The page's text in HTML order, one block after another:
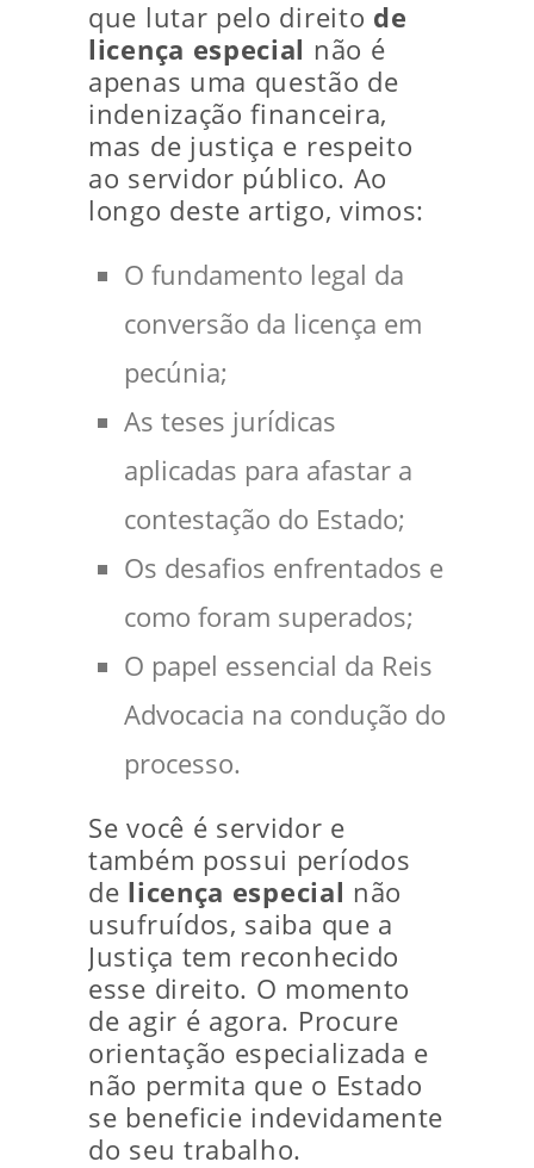
que lutar pelo direito de
licença especial não é
apenas uma questão de
indenização financeira,
mas de justiça e respeito
ao servidor público. Ao
longo deste artigo, vimos:
O fundamento legal da
conversão da licença em
pecúnia;
As teses jurídicas
aplicadas para afastar a
contestação do Estado;
Os desafios enfrentados e
como foram superados;
O papel essencial da Reis
Advocacia na condução do
processo.
Se você é servidor e
também possui períodos
de licença especial não
usufruídos, saiba que a
Justiça tem reconhecido
esse direito. O momento
de agir é agora. Procure
orientação especializada e
não permita que o Estado
se beneficie indevidamente
do seu trabalho.